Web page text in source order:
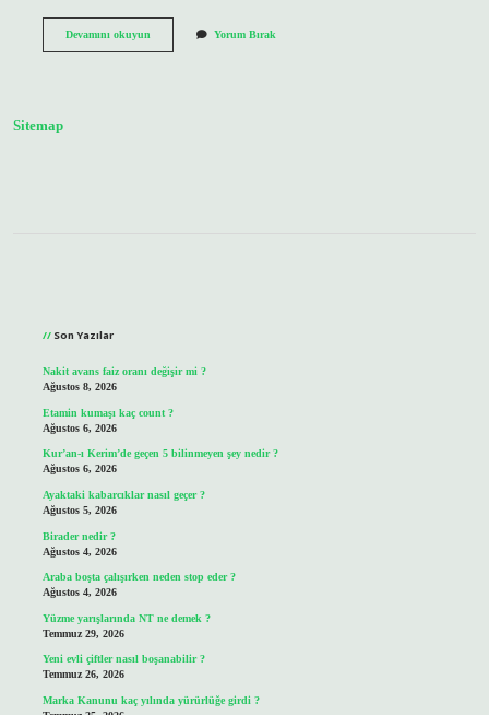
Devamını okuyunAğ
Yorum Bırak
Sitemap
Son Yazılar
Nakit avans faiz oranı değişir mi ?
Ağustos 8, 2026
Etamin kumaşı kaç count ?
Ağustos 6, 2026
Kur’an-ı Kerim’de geçen 5 bilinmeyen şey nedir ?
Ağustos 6, 2026
Ayaktaki kabarcıklar nasıl geçer ?
Ağustos 5, 2026
Birader nedir ?
Ağustos 4, 2026
Araba boşta çalışırken neden stop eder ?
Ağustos 4, 2026
Yüzme yarışlarında NT ne demek ?
Temmuz 29, 2026
Yeni evli çiftler nasıl boşanabilir ?
Temmuz 26, 2026
Marka Kanunu kaç yılında yürürlüğe girdi ?